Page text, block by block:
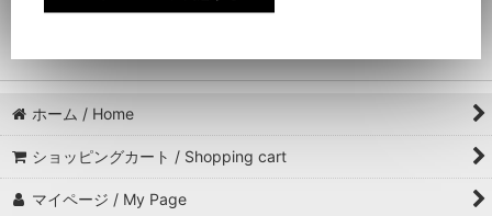
SALE 30%OFF （値引き額：6,930円）23,100
ホーム / Home
ショッピングカート / Shopping cart
マイページ / My Page